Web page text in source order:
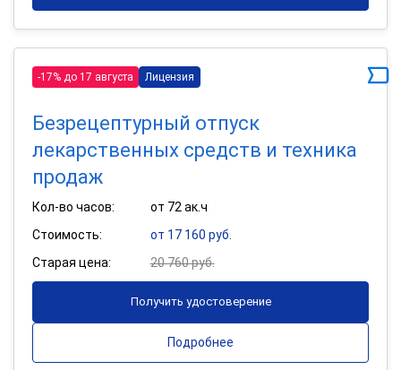
-17% до 17 августа Лицензия
Безрецептурный отпуск
лекарственных средств и техника
продаж
Кол-во часов:
от 72 ак.ч
Стоимость:
от 17 160 руб.
Старая цена:
20 760 руб.
Получить удостоверение
Подробнее